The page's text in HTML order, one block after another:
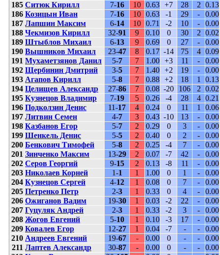
185 Ситюк Кирилл 7-16 10 0.63 +7 28 2 0.13
186 Козицын Иван 7-16 10 0.63 -1 29 -
0.00
187 Лапшин Максим 6-14 10 0.71 -2 10 -
0.00
188 Чекмизов Кирилл 32-91 9 0.10 0 30 2 0.02
189 Штыблов Михаил 6-13 9 0.69 0 27 -
0.00
190 Вышников Михаил 23-47 8 0.17 -14 75 4 0.09
191 Мухаметзянов Данил 5-7 7 1.00 +3 11 -
0.00
192 Щербинин Дмитрий 3-5 7 1.40 +2 19 -
0.00
193 Агапов Кирилл 5-8 7 0.88 +2 18 1
0.13
194 Целищев Александр 27-86 7 0.08 -20 106 2 0.02
195 Кузнецов Владимир 7-19 5 0.26 -4 28 4 0.21
196 Подколзин Денис 11-17 4 0.24 0 11 1
0.06
197 Литвин Семен 4-7 3 0.43 -10 13 -
0.00
198 Казбанов Егор 5-7 2 0.29 0 3 -
0.00
199 Шенкель Денис 5-5 2 0.40 0 2 -
0.00
200 Бенкович Тимофей 5-8 2 0.25 -4 7 -
0.00
201 Зинченко Максим 13-29 2 0.07 -7 42 -
0.00
202 Серов Георгий 9-15 2 0.13 -8 11 -
0.00
203 Николаев Корней 1-1 1 1.00 0 1 -
0.00
204 Кузнецов Сергей 4-12 1 0.08 0 7 -
0.00
205 Петренко Петр 2-3 1 0.33 0 4 -
0.00
206 Ожиганов Вадим 19-30 1 0.03 -2 22 -
0.00
207 Гуцуляк Андрей 2-3 1 0.33 -2 3 -
0.00
208 Жогов Евгений 5-10 1 0.10 -3 17 -
0.00
209 Ковалев Егор 12-27 1 0.04 -7 - -
0.00
210 Андреев Евгений 19-67 - 0.00 0 - -
0.00
211 Лаптев Александр 30-87 - 0.00 0 - -
0.00